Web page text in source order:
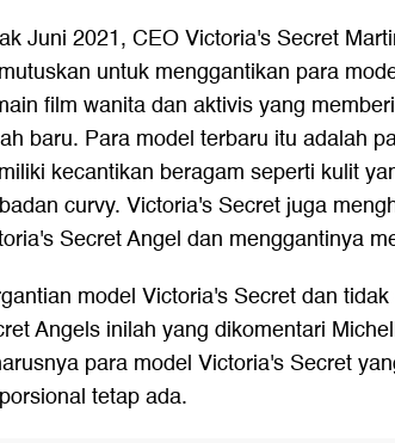
Juni 2021, CEO Victoria's Secret
untuk menggantikan para
film wanita dan aktivis yang
baru. Para model terbaru itu adalah
kecantikan beragam seperti kulit
curvy. Victoria's Secret juga
Secret Angel dan menggantinya
model Victoria's Secret dan
Angels inilah yang dikomentari
para model Victoria's Secret
tetap ada.